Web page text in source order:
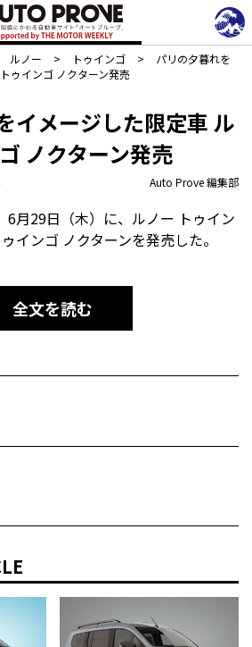
ルノー > トゥインゴ >
パリの夕暮れを
ゥインゴ ノクターン発売
イメージした限定車 ル
ノクターン発売
Auto Prove 編集部
6月29日（木）に、ルノー トゥイン
インゴ ノクターンを発売した。
全文を読む